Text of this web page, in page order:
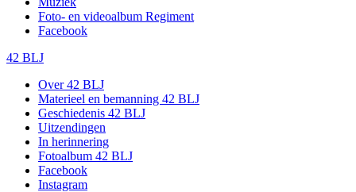
Foto- en videoalbum Regiment
Facebook
42 BLJ
Over 42 BLJ
Materieel en bemanning 42 BLJ
Geschiedenis 42 BLJ
Uitzendingen
In herinnering
Fotoalbum 42 BLJ
Facebook
Instagram